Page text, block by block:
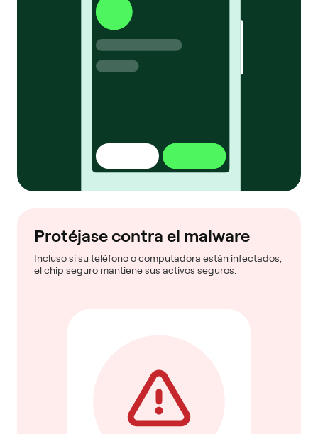
Protéjase contra el malware
Incluso si su teléfono o computadora están infectados,
el chip seguro mantiene sus activos seguros.